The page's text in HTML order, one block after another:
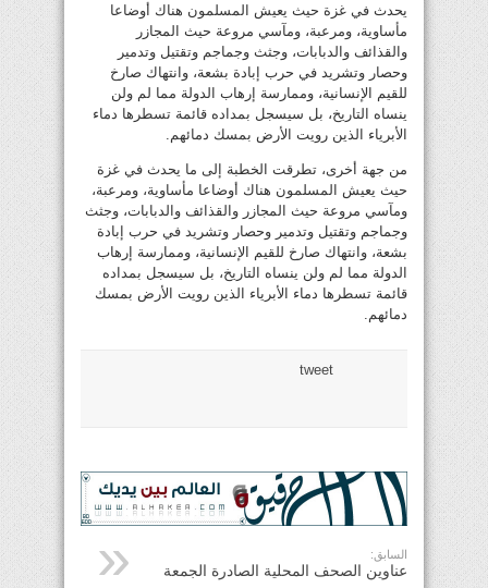
يحدث في غزة حيث يعيش المسلمون هناك أوضاعا
مأساوية، ومرعبة، ومآسي مروعة حيث المجازر
والقذائف والدبابات، وجثث وجماجم وتقتيل وتدمير
وحصار وتشريد في حرب إبادة بشعة، وانتهاك صارخ
للقيم الإنسانية، وممارسة إرهاب الدولة مما لم ولن
ينساه التاريخ، بل سيسجل بمداده قائمة تسطرها دماء
الأبرياء الذين رويت الأرض بمسك دمائهم.
من جهة أخرى، تطرقت الخطبة إلى ما يحدث في غزة
حيث يعيش المسلمون هناك أوضاعا مأساوية، ومرعبة،
ومآسي مروعة حيث المجازر والقذائف والدبابات، وجثث
وجماجم وتقتيل وتدمير وحصار وتشريد في حرب إبادة
بشعة، وانتهاك صارخ للقيم الإنسانية، وممارسة إرهاب
الدولة مما لم ولن ينساه التاريخ، بل سيسجل بمداده
قائمة تسطرها دماء الأبرياء الذين رويت الأرض بمسك
دمائهم.
tweet
السابق:
عناوين الصحف المحلية الصادرة الجمعة